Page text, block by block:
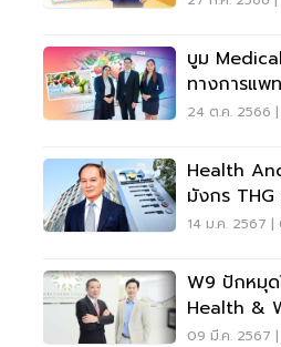
บูม
ทางการแพ
24 ต.ค. 2566
Health
มังกร
โครงการรว
14 ม.ค. 2567 |
W9 ปักหมุด
Health &
09 มี.ค. 2567